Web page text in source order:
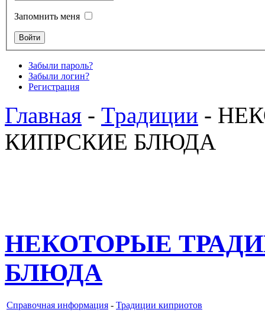
Запомнить меня
Забыли пароль?
Забыли логин?
Регистрация
Главная - Традиции -
КИПРСКИЕ БЛЮДА
НЕКОТОРЫЕ
БЛЮДА
Справочная информация - Традиции киприотов